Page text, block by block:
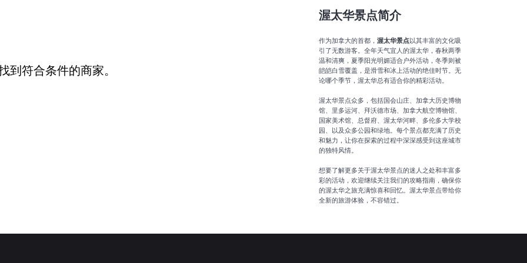
到符合条件的商家。
渥太华景点简介
作为加拿大的首都， 渥太华景点以其丰富的文化吸
引了无数游客。全年天气宜人的渥太华，春秋两季
温和清爽，夏季阳光明媚适合户外活动，冬季则被
皑皑白雪覆盖，是滑雪和冰上活动的绝佳时节。无
论哪个季节，渥太华总有适合你的精彩活动。
渥太华景点众多，包括国会山庄、加拿大历史博物
馆、里多运河、拜沃德市场、加拿大航空博物馆、
国家美术馆、总督府、渥太华河畔、多伦多大学校
园、以及众多公园和绿地。每个景点都充满了历史
和魅力，让你在探索的过程中深深感受到这座城市
的独特风情。
想要了解更多关于渥太华景点的迷人之处和丰富多
彩的活动，欢迎继续关注我们的攻略指南，确保你
的渥太华之旅充满惊喜和回忆。渥太华景点带给你
全新的旅游体验，不容错过。